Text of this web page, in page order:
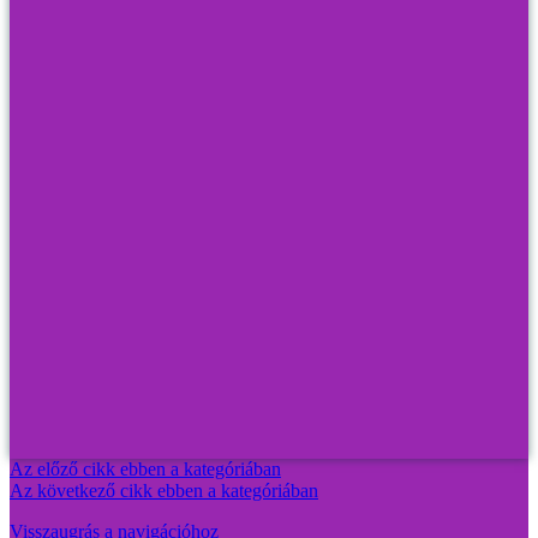
Az előző cikk ebben a kategóriában
Az következő cikk ebben a kategóriában
Visszaugrás a navigációhoz